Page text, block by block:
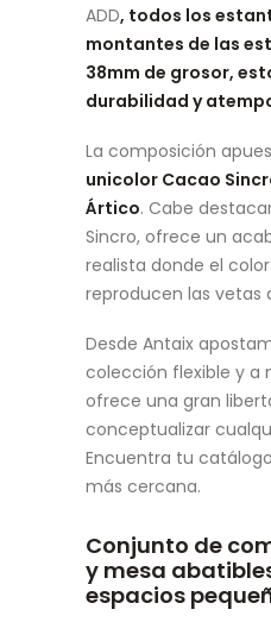
ADD, todos los
montantes de las
38mm de grosor,
durabilidad y
La composición
unicolor Cacao
Ártico. Cabe
Sincro, ofrece un
realista donde el
reproducen las vetas
Desde Antaix
colección flexible y a
ofrece una gran
conceptualizar
Encuentra tu
más cercana.
Conjunto de
y mesa
espacios